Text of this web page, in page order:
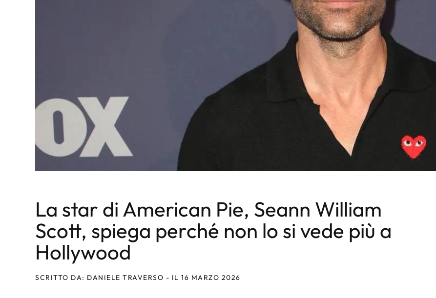
La star di American Pie, Seann William
Scott, spiega perché non lo si vede più a
Hollywood
SCRITTO DA: DANIELE TRAVERSO - IL 16 MARZO 2026